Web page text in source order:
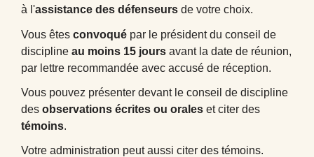
à l'assistance des défenseurs de votre choix.
Vous êtes convoqué par le président du conseil de
discipline au moins 15 jours avant la date de réunion,
par lettre recommandée avec accusé de réception.
Vous pouvez présenter devant le conseil de discipline
des observations écrites ou orales et citer des
témoins.
Votre administration peut aussi citer des témoins.